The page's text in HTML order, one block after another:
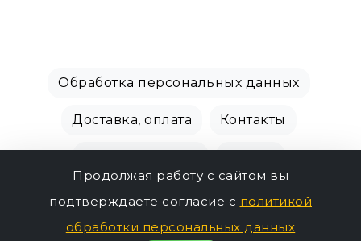
Обработка персональных данных
Доставка, оплата Контакты
Продолжая работу с сайтом вы
подтверждаете согласие с политикой
обработки персональных данных